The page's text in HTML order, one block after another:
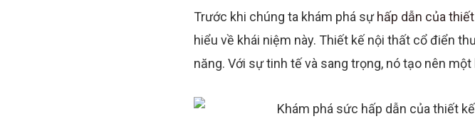
Trước khi chúng ta khám phá sự hấp dẫn của
hiểu về khái niệm này. Thiết kế nội thất cổ điển
năng. Với sự tinh tế và sang trọng, nó tạo nên